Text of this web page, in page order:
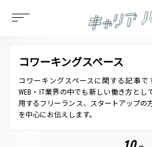
コワーキングスペース
コワーキングスペースに関する記事
WEB・IT業界の中でも新しい働き方とし
用するフリーランス、スタートアップの
を中心にお伝えします。